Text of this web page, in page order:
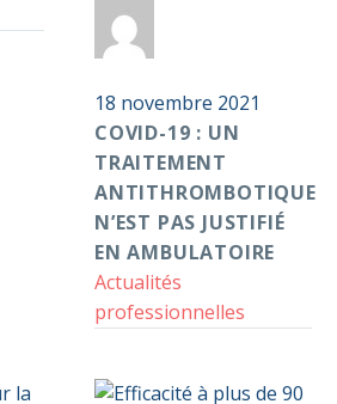
ambulatoire
18 novembre 2021
COVID-19 : UN
TRAITEMENT
ANTITHROMBOTIQUE
N’EST PAS JUSTIFIÉ
EN AMBULATOIRE
Actualités
professionnelles